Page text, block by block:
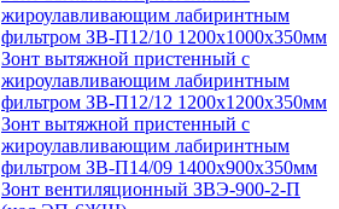
жироулавливающим лабиринтным
фильтром ЗВ-П12/10 1200х1000х350мм
Зонт вытяжной пристенный с
жироулавливающим лабиринтным
фильтром ЗВ-П12/12 1200х1200х350мм
Зонт вытяжной пристенный с
жироулавливающим лабиринтным
фильтром ЗВ-П14/09 1400х900х350мм
Зонт вентиляционный ЗВЭ-900-2-П